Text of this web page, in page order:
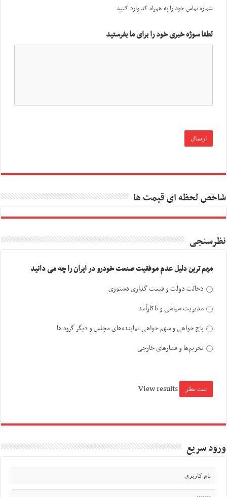
شماره تماس خود را به همراه کد وارد کنید
لطفا سوژه خبری خود را برای ما بفرستید
شاخص لحظه ای قیمت ها
نظرسنجی
مهم ترین دلیل عدم موفقیت صنعت خودرو در ایران را چه می دانید
دخالت دولت و قیمت گذاری دستوری
مدیریت سیاسی و ناکارآمد
باج خواهی و سهم خواهی نماینده‌های مجلس و دیگر گروه ها
تحریم‌ها و فشارهای خارجی
View results
ورود سریع